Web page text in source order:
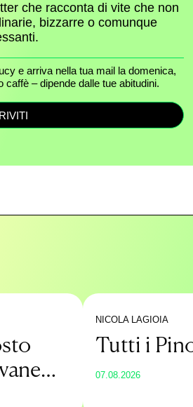
che racconta di vite che non
bizzarre o comunque
e arriva nella tua mail la domenica,
– dipende dalle tue abitudini.
NICOLA LAGIOIA
Tutti i
07.08.2026